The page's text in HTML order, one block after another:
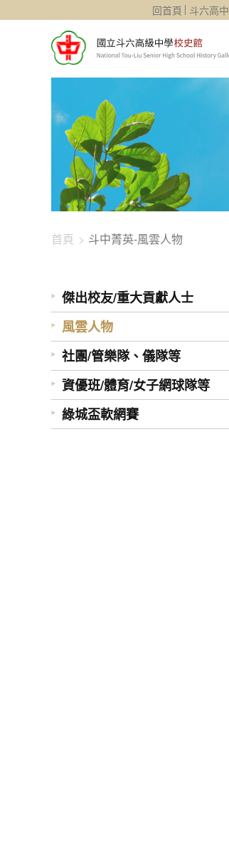
回首頁 斗六高中
首頁 斗中菁英-風雲人物
傑出校友/重大貢獻人士
風雲人物
社團/管樂隊、儀隊等
資優班/體育/女子網球隊等
綠城盃軟網賽